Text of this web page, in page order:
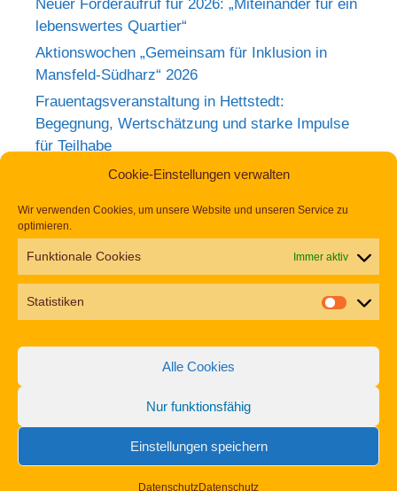
Cookie-Einstellungen verwalten
Wir verwenden Cookies, um unsere Website und unseren Service zu
optimieren.
Funktionale Cookies Immer aktiv
Statistiken
Alle Cookies
Nur funktionsfähig
Einstellungen speichern
DatenschutzDatenschutz
Neuer Förderaufruf für 2026: „Miteinander für ein
lebenswertes Quartier“
Aktionswochen „Gemeinsam für Inklusion in
Mansfeld-Südharz“ 2026
Frauentagsveranstaltung in Hettstedt:
Begegnung, Wertschätzung und starke Impulse
für Teilhabe
Rückblick zum Weltkrebstag im Europa-
Tag der Begegnung 2026 – Jetzt anmelden und
dabei sein!
Aufruf zu den Aktionswochen „Gemeinsam für
Datenschutz Erklärung zur Barrierefreiheit
© 2026 Gemeinsam Vielfalt Leben• Erstellt mit